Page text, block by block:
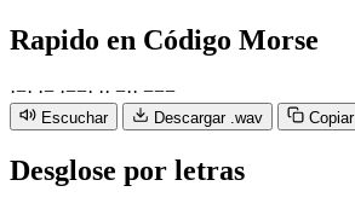
Rapido en Código Morse
·−· ·− ·−−· ·· −·· −−−
Escuchar Descargar .wav Copiar
Desglose por letras